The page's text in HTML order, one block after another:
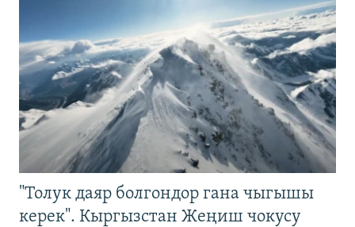
"Толук даяр болгондор гана чыгышы
керек". Кыргызстан Жеңиш чокусу